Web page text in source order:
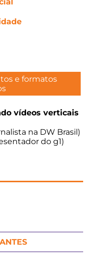
e formatos
vídeos verticais
na DW Brasil)
do g1)